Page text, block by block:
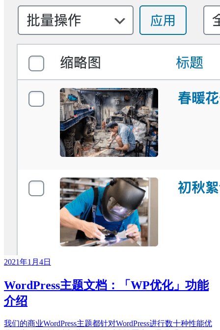
2021年1月4日
WordPress主题文档：「WP优化」功能
介绍
我们的商业WordPress主题都针对WordPress进行数十种性能优